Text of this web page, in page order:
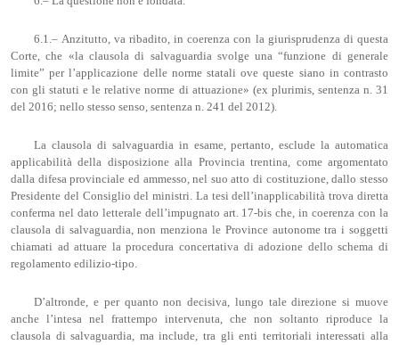
6.1.– Anzitutto, va ribadito, in coerenza con la giurisprudenza di questa
Corte, che «la clausola di salvaguardia svolge una “funzione di generale
limite” per l’applicazione delle norme statali ove queste siano in contrasto
con gli statuti e le relative norme di attuazione» (ex plurimis, sentenza n. 31
del 2016; nello stesso senso, sentenza n. 241 del 2012).
La clausola di salvaguardia in esame, pertanto, esclude la automatica
applicabilità della disposizione alla Provincia trentina, come argomentato
dalla difesa provinciale ed ammesso, nel suo atto di costituzione, dallo stesso
Presidente del Consiglio del ministri. La tesi dell’inapplicabilità trova diretta
conferma nel dato letterale dell’impugnato art. 17-bis che, in coerenza con la
clausola di salvaguardia, non menziona le Province autonome tra i soggetti
chiamati ad attuare la procedura concertativa di adozione dello schema di
regolamento edilizio-tipo.
D’altronde, e per quanto non decisiva, lungo tale direzione si muove
anche l’intesa nel frattempo intervenuta, che non soltanto riproduce la
clausola di salvaguardia, ma include, tra gli enti territoriali interessati alla